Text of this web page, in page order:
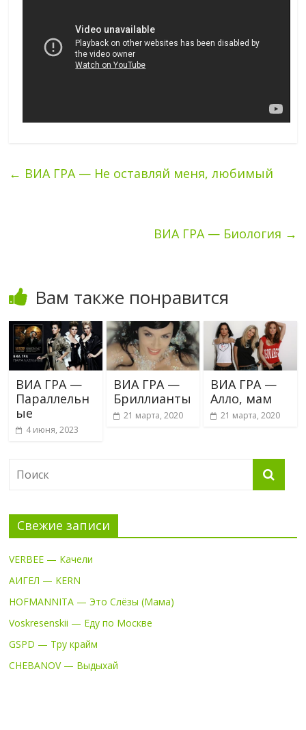
← ВИА ГРА — Не оставляй меня, любимый
ВИА ГРА — Биология →
Вам также понравится
ВИА ГРА —
Параллельн
ые
4 июня, 2023
ВИА ГРА —
Бриллианты
21 марта, 2020
ВИА ГРА —
Алло, мам
21 марта, 2020
Свежие записи
VERBEE — Качели
АИГЕЛ — KERN
HOFMANNITA — Это Слёзы (Мама)
Voskresenskii — Еду по Москве
GSPD — Тру крайм
CHEBANOV — Выдыхай